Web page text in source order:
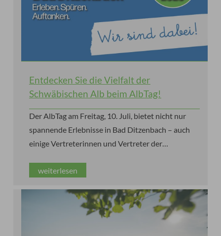
Entdecken Sie die Vielfalt der
Schwäbischen Alb beim AlbTag!
Der AlbTag am Freitag, 10. Juli, bietet nicht nur
spannende Erlebnisse in Bad Ditzenbach – auch
einige Vertreterinnen und Vertreter der
weiterlesen